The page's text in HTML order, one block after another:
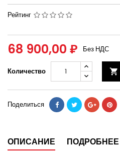
Рейтинг
68 900,00 ₽ Без НДС
Количество 
Поделиться
ОПИСАНИЕ